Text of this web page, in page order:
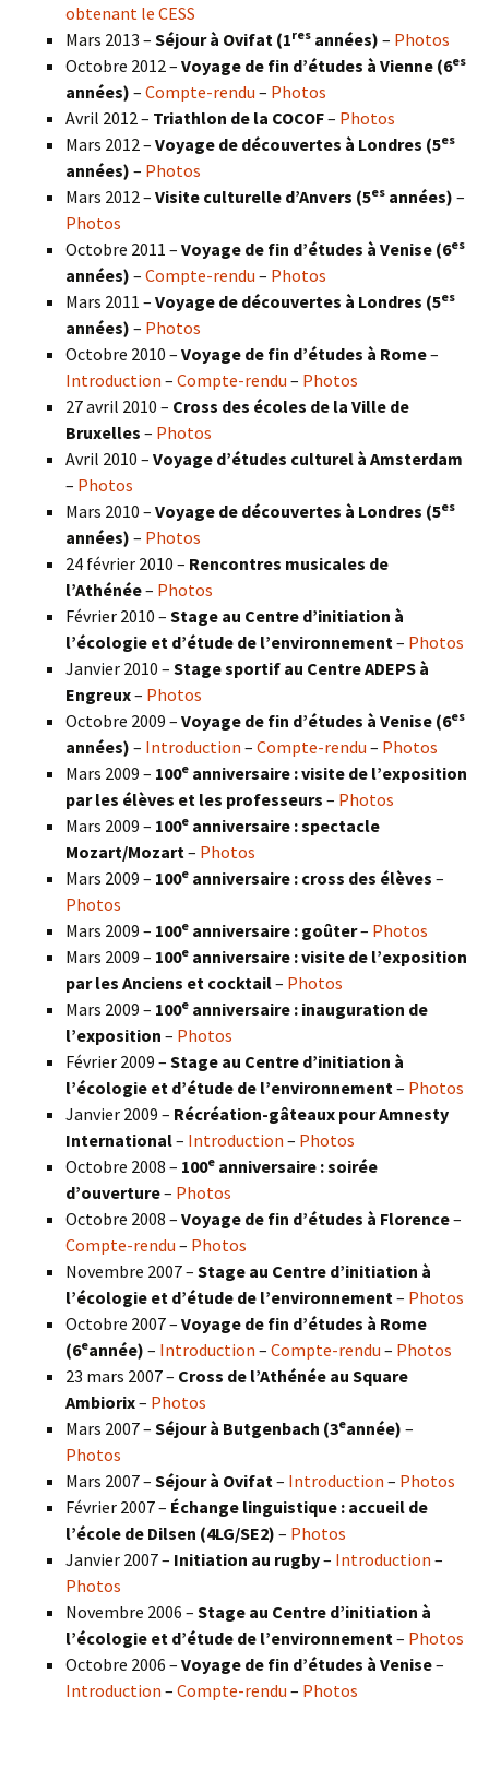
obtenant le CESS
Mars 2013 – Séjour à Ovifat (1res années) – Photos
Octobre 2012 – Voyage de fin d’études à Vienne (6es
années) – Compte-rendu – Photos
Avril 2012 – Triathlon de la COCOF– Photos
Mars 2012 – Voyage de découvertes à Londres (5es
années) – Photos
Mars 2012 – Visite culturelle d’Anvers (5es années) –
Photos
Octobre 2011 – Voyage de fin d’études à Venise (6es
années) – Compte-rendu – Photos
Mars 2011 – Voyage de découvertes à Londres (5es
années) – Photos
Octobre 2010 – Voyage de fin d’études à Rome–
Introduction – Compte-rendu – Photos
27 avril 2010 – Cross des écoles de la Ville de
Bruxelles – Photos
Avril 2010 – Voyage d’études culturel à Amsterdam
– Photos
Mars 2010 – Voyage de découvertes à Londres (5es
années) – Photos
24 février 2010 – Rencontres musicales de
l’Athénée– Photos
Février 2010 – Stage au Centre d’initiation à
l’écologie et d’étude de l’environnement– Photos
Janvier 2010 – Stage sportif au Centre ADEPS à
Engreux– Photos
Octobre 2009 – Voyage de fin d’études à Venise (6es
années) – Introduction – Compte-rendu – Photos
Mars 2009 – 100e anniversaire : visite de l’exposition
par les élèves et les professeurs – Photos
Mars 2009 – 100e anniversaire : spectacle
Mozart/Mozart– Photos
Mars 2009 – 100e anniversaire : cross des élèves –
Photos
Mars 2009 – 100e anniversaire : goûter– Photos
Mars 2009 – 100e anniversaire : visite de l’exposition
par les Anciens et cocktail– Photos
Mars 2009 – 100e anniversaire : inauguration de
l’exposition – Photos
Février 2009 – Stage au Centre d’initiation à
l’écologie et d’étude de l’environnement– Photos
Janvier 2009 – Récréation-gâteaux pour Amnesty
International– Introduction – Photos
Octobre 2008 – 100e anniversaire : soirée
d’ouverture– Photos
Octobre 2008 – Voyage de fin d’études à Florence–
Compte-rendu – Photos
Novembre 2007 – Stage au Centre d’initiation à
l’écologie et d’étude de l’environnement– Photos
Octobre 2007 – Voyage de fin d’études à Rome
(6eannée) – Introduction – Compte-rendu – Photos
23 mars 2007 – Cross de l’Athénée au Square
Ambiorix– Photos
Mars 2007 – Séjour à Butgenbach (3eannée) –
Photos
Mars 2007 – Séjour à Ovifat– Introduction – Photos
Février 2007 – Échange linguistique : accueil de
l’école de Dilsen (4LG/SE2) – Photos
Janvier 2007 – Initiation au rugby– Introduction –
Photos
Novembre 2006 – Stage au Centre d’initiation à
l’écologie et d’étude de l’environnement– Photos
Octobre 2006 – Voyage de fin d’études à Venise–
Introduction – Compte-rendu – Photos